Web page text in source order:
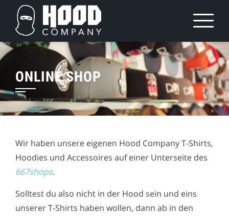
content
ONLINE SHOP
Wir haben unsere eigenen Hood Company T-Shirts,
Hoodies und Accessoires auf einer Unterseite des
667shops.
Solltest du also nicht in der Hood sein und eins
unserer T-Shirts haben wollen, dann ab in den